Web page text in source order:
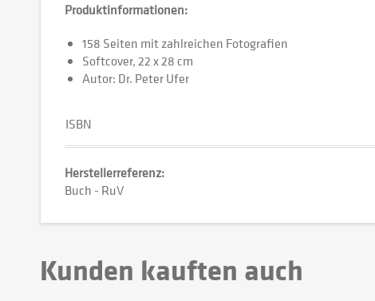
Produktinformationen:
158 Seiten mit zahlreichen Fotografien
Softcover, 22 x 28 cm
Autor: Dr. Peter Ufer
ISBN
Herstellerreferenz:
Buch - RuV
Kunden kauften auch